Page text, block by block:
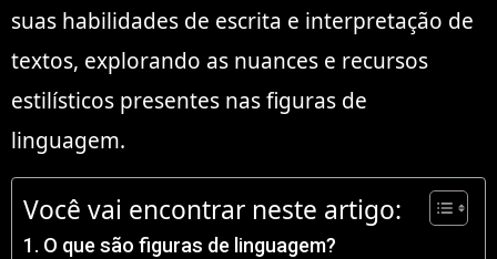
suas habilidades de escrita e interpretação de
textos, explorando as nuances e recursos
estilísticos presentes nas figuras de
linguagem.
Você vai encontrar neste artigo:
O que são figuras de linguagem?